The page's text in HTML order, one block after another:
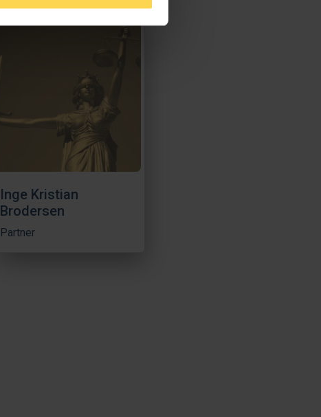
Inge Kristian
Brodersen
Partner